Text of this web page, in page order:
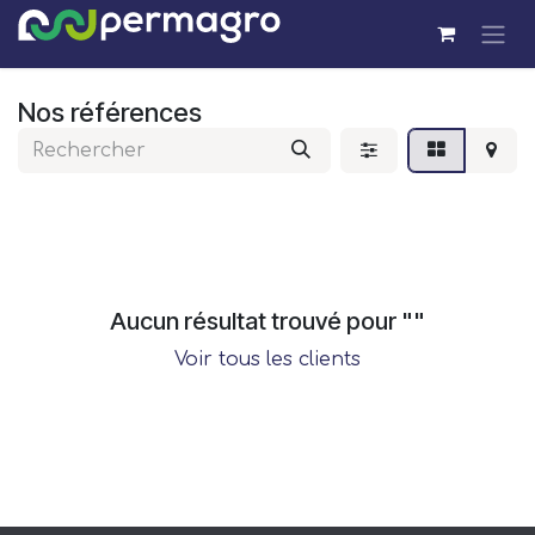
Se rendre au contenu
Nos références
Aucun résultat trouvé pour ""
Voir tous les clients